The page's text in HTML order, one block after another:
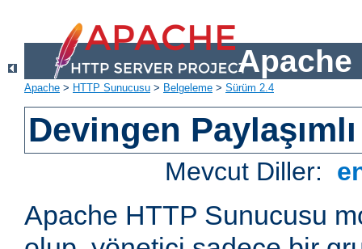
Apache
Apache > HTTP Sunucusu > Belgeleme > Sürüm 2.4
Devingen
Mevcut Diller:
Apache HTTP Sunucusu